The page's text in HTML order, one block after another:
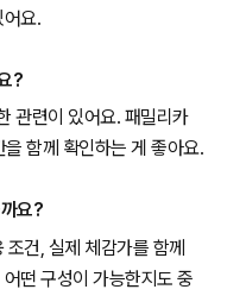
요.
?
관련이 있어요. 패밀리카
함께 확인하는 게 좋아요.
요?
건, 실제 체감가를 함께
떤 구성이 가능한지도 중